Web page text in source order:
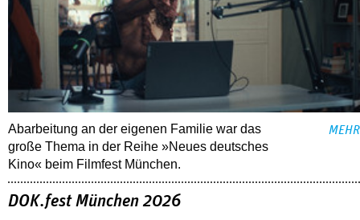
Abarbeitung an der eigenen Familie war das
große Thema in der Reihe »Neues deutsches
Kino« beim Filmfest München.
MEHR
DOK.fest München 2026